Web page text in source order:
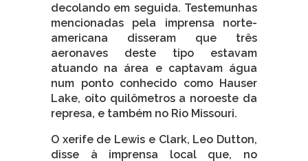
decolando em seguida. Testemunhas
mencionadas pela imprensa norte-
americana disseram que três
aeronaves deste tipo estavam
atuando na área e captavam água
num ponto conhecido como Hauser
Lake, oito quilômetros a noroeste da
represa, e também no Rio Missouri.
O xerife de Lewis e Clark, Leo Dutton,
disse à imprensa local que, no